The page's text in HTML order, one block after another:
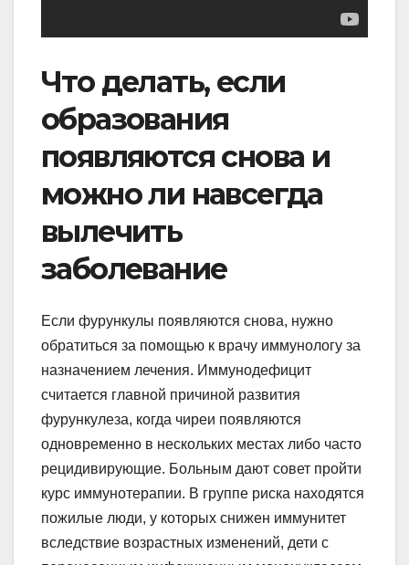
Что делать, если
образования
появляются снова и
можно ли навсегда
вылечить
заболевание
Если фурункулы появляются снова, нужно
обратиться за помощью к врачу иммунологу за
назначением лечения. Иммунодефицит
считается главной причиной развития
фурункулеза, когда чиреи появляются
одновременно в нескольких местах либо часто
рецидивирующие. Больным дают совет пройти
курс иммунотерапии. В группе риска находятся
пожилые люди, у которых снижен иммунитет
вследствие возрастных изменений, дети с